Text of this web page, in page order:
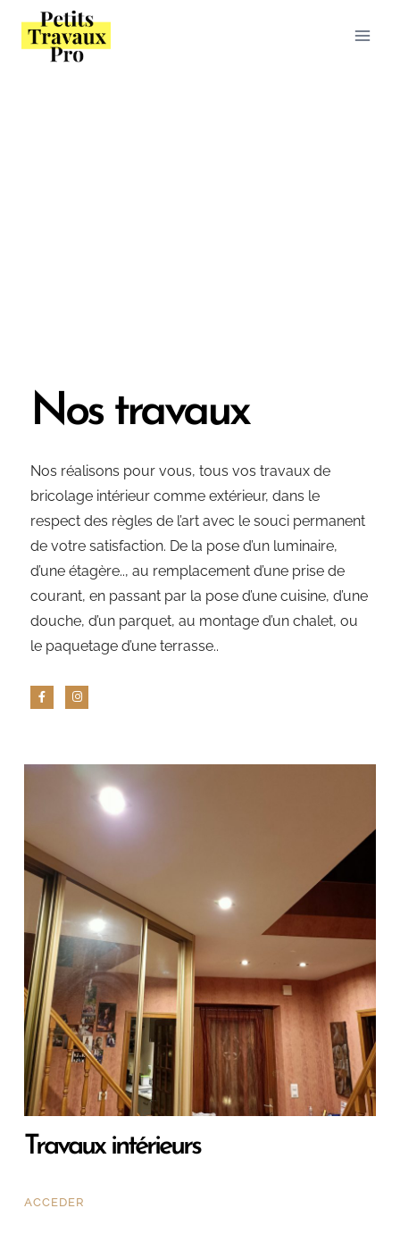
Nos travaux
Nos réalisons pour vous, tous vos travaux de
bricolage intérieur comme extérieur, dans le
respect des règles de l’art avec le souci permanent
de votre satisfaction. De la pose d’un luminaire,
d’une étagère.., au remplacement d’une prise de
courant, en passant par la pose d’une cuisine, d’une
douche, d’un parquet, au montage d’un chalet, ou
le paquetage d’une terrasse..
Travaux intérieurs
ACCEDER